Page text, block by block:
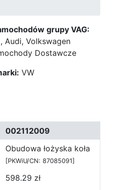
grupy VAG:
Audi, Volkswagen
Dostawcze
VW
002112009
Obudowa łożyska koła
[PKWiU/CN: 87085091]
598.29 zł